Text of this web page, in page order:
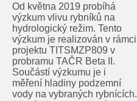
Od května 2019 probíhá
výzkum vlivu rybníků na
hydrologický režim. Tento
výzkum je realizován v rámci
projektu TITSMZP809 v
probramu TAČR Beta II.
Součástí výzkumu je i
měření hladiny podzemní
vody na vybraných rybnících.